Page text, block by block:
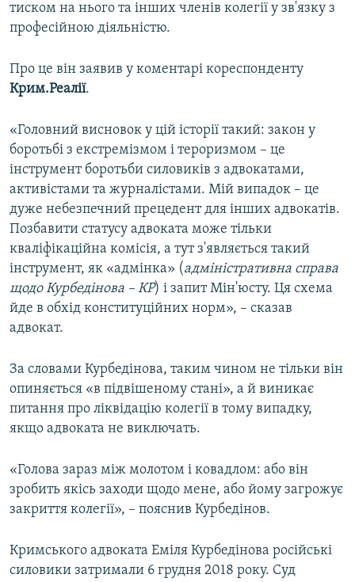
тиском на нього та інших членів колегії у зв'язку з
професійною діяльністю.
Про це він заявив у коментарі кореспонденту
Крим.Реалії.
«Головний висновок у цій історії такий: закон у
боротьбі з екстремізмом і тероризмом – це
інструмент боротьби силовиків з адвокатами,
активістами та журналістами. Мій випадок – це
дуже небезпечний прецедент для інших адвокатів.
Позбавити статусу адвоката може тільки
кваліфікаційна комісія, а тут з'являється такий
інструмент, як «адмінка» (адміністративна справа
щодо Курбедінова – КР) і запит Мін'юсту. Ця схема
йде в обхід конституційних норм», – сказав
адвокат.
За словами Курбедінова, таким чином не тільки він
опиняється «в підвішеному стані», а й виникає
питання про ліквідацію колегії в тому випадку,
якщо адвоката не виключать.
«Голова зараз між молотом і ковадлом: або він
зробить якісь заходи щодо мене, або йому загрожує
закриття колегії», – пояснив Курбедінов.
Кримського адвоката Еміля Курбедінова російські
силовики затримали 6 грудня 2018 року. Суд